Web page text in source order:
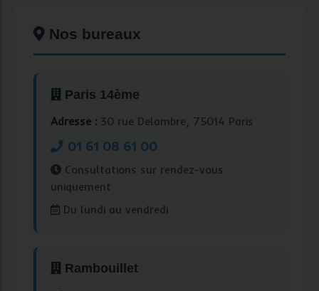
Nos bureaux
Paris 14ème
Adresse : 30 rue Delambre, 75014 Paris
01 61 08 61 00
Consultations sur rendez-vous
uniquement
Du lundi au vendredi
Rambouillet